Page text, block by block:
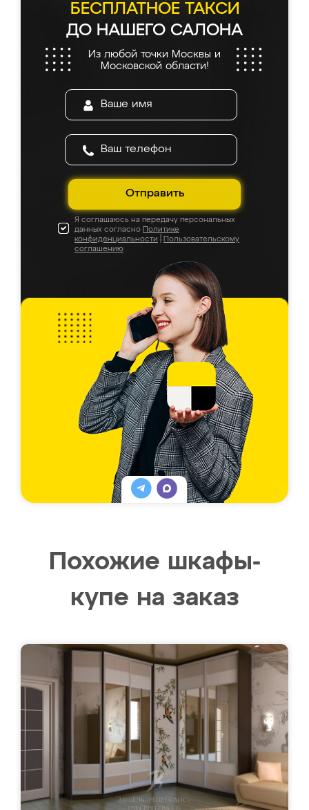
БЕСПЛАТНОЕ ТАКСИ
ДО НАШЕГО САЛОНА
Из любой точки Москвы и
Московской области!
Отправить
Я соглашаюсь на передачу персональных
данных согласно Политике
конфиденциальности
Пользовательскому
соглашению
Похожие шкафы-
купе на заказ